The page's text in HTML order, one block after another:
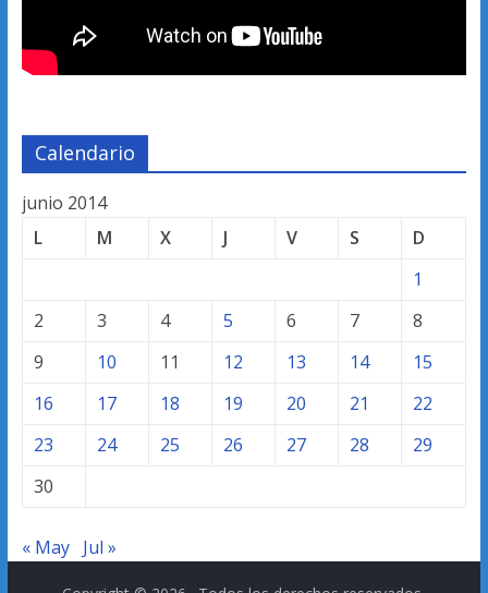
Calendario
junio 2014
L
M X J V S
D
1
2
3 4 5 6 7
8
9
10 11 12 13 14
15
16
17 18 19 20 21
22
23
24 25 26 27 28
29
30
« May Jul »